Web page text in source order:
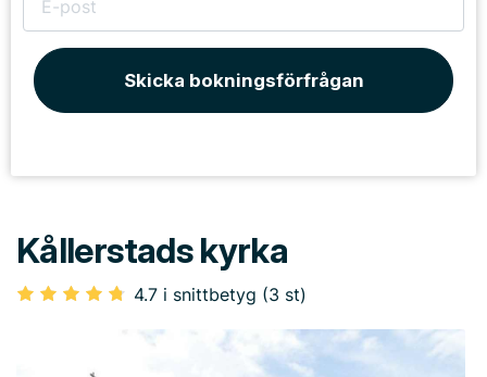
Skicka bokningsförfrågan
Kållerstads kyrka
4.7 i snittbetyg (3 st)